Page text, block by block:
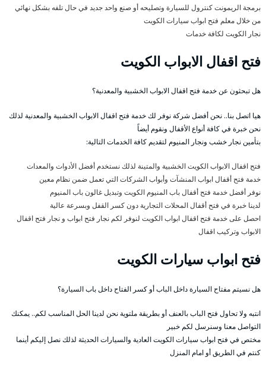
برمجة الريمونت كنترول للسيارة وتصليحه أو صنع واحد جديد في حال تلفه بشكل نهائي
من خلال معلم فتح ابواب سيارات الكويت
نجار الكويت لكافة خدمات
فتح اقفال الابواب الكويت
هل تبحثون عن خدمة فتح اقفال الابواب الخشبية والمعدنية؟
هيا اتصل بنا.. نحن أفضل شركة نوفر لك خدمة فتح اقفال الابواب الخشبية والمعدنية لذلك
نحن خبرة في كافة أنواع الأقفال ونقوم أيضاً
بتأمين نجار خشب ونجار المنيوم لتقديم كافة الخدمات التالية:
فتح اقفال الابواب الكويت الخشبية والمتينة لذلك نستخدم أفضل الأدوات والمعدات
خدمة فتح أقفال ابواب المنشآت وأبواب الشركات التي تعمل ضمن نظام معين
نوفر أفضل خدمة فتح أقفال باب المنيوم الكويت وتبديل غالون باب المنيوم
لدينا خبرة في فتح أقفال المحلات التجارية دون كسر القفل وبسرعة عالية
احصل على خدمة فتح اقفال ابواب الكويت لنوفر لكم نجار فتح ابواب و نجار فتح اقفال
الابواب وتركيب اقفال
فتح ابواب سيارات الكويت
هل نسيتم مفتاح السيارة داخل الباب أو كسر الفتاح داخل باب السيارة؟
انتبه ولا تحاول فتح الباب بالعنف أو بطريقة ملتوية نحن لدينا الحل المناسب لكم.. يمكنك
التواصل معنا وسنرسل لكم خبير
مختص في فتح ابواب سيارات الكويت العادية والسيارات الحديثة لذلك نصل إليكم أينما
كنتم في الطريق أو امام المنزل